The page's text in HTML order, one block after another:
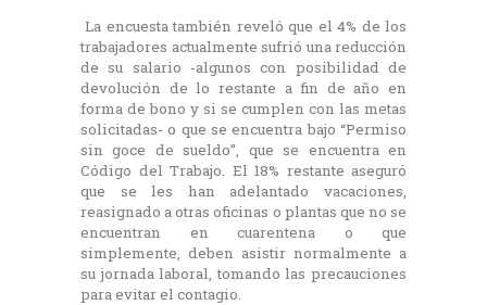
La encuesta también reveló que el 4% de los
trabajadores actualmente sufrió una reducción
de su salario -algunos con posibilidad de
devolución de lo restante a fin de año en
forma de bono y si se cumplen con las metas
solicitadas- o que se encuentra bajo “Permiso
sin goce de sueldo”, que se encuentra en
Código del Trabajo. El 18% restante aseguró
que se les han adelantado vacaciones,
reasignado a otras oficinas o plantas que no se
encuentran en cuarentena o que
simplemente, deben asistir normalmente a
su jornada laboral, tomando las precauciones
para evitar el contagio.